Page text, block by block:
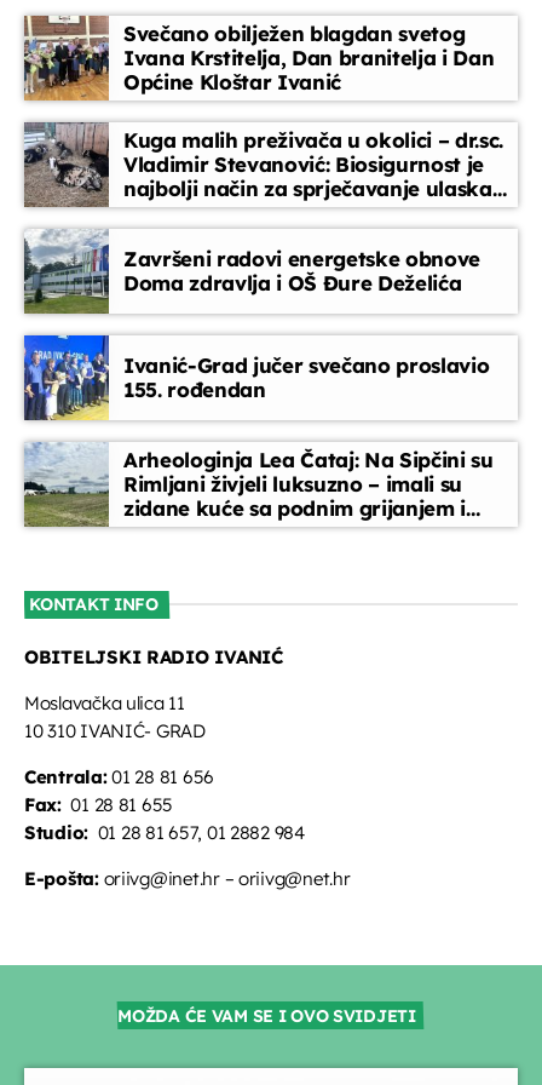
Servisne informacije
07:30 - 07:35
Glazbeni blok
07:35 - 08:00
Melodija dana
08:00 - 08:15
Glazbeni blok
08:15 - 08:45
razgovore koji diraju. Kontakt-emisija u kojoj je srce uvijek
na prvom mjestu.Svečano obilježen blagdan svetog
Ivana Krstitelja, Dan branitelja i Dan
Općine Kloštar Ivanić
Kuga malih preživača u okolici – dr.sc.
Vladimir Stevanović: Biosigurnost je
najbolji način za sprječavanje ulaska
bolesti
Završeni radovi energetske obnove
Doma zdravlja i OŠ Đure Deželića
Ivanić-Grad jučer svečano proslavio
155. rođendan
Arheologinja Lea Čataj: Na Sipčini su
Rimljani živjeli luksuzno – imali su
zidane kuće sa podnim grijanjem i
oslikanim zidovima
KONTAKT INFO
OBITELJSKI RADIO IVANIĆ
Moslavačka ulica 11
10 310 IVANIĆ- GRAD
Centrala:01 28 81 656
Fax:01 28 81 655
Studio: 01 28 81 657, 01 2882 984
E-pošta:oriivg@inet.hr – oriivg@net.hr
MOŽDA ĆE VAM SE I OVO SVIDJETI